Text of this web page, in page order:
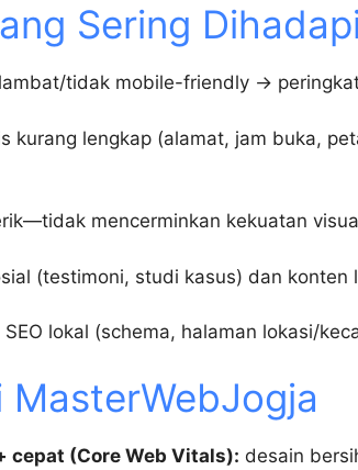
Sering
tidak mobile-friendly →
kurang lengkap (alamat, jam buka,
mencerminkan kekuatan
(testimoni, studi kasus) dan
lokal (schema, halaman lokasi/
MasterWebJogja
cepat (Core Web Vitals): desain